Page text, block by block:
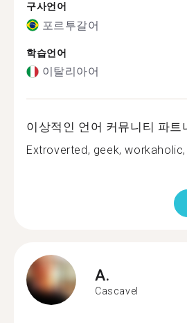
구사언어
포르투갈어
학습언어
이탈리아어
이상적인 언어 커뮤니티 파트
Extroverted, geek,
A.
Cascavel